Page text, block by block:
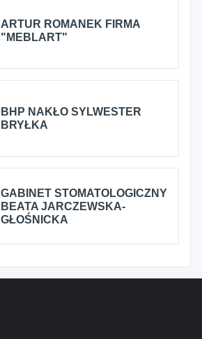
ARTUR ROMANEK FIRMA
"MEBLART"
BHP NAKŁO SYLWESTER
BRYŁKA
GABINET STOMATOLOGICZNY
BEATA JARCZEWSKA-
GŁOŚNICKA